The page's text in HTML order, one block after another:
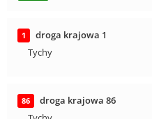
1
droga krajowa 1
Tychy
86
droga krajowa 86